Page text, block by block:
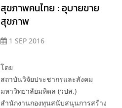
สุขภาพคนไทย : อุบายขาย
สุขภาพ
1 SEP 2016
โดย
สถาบันวิจัยประชากรและสังคม
มหาวิทยาลัยมหิดล (วปส.)
สำนักงานกองทุนสนับสนุนการสร้าง